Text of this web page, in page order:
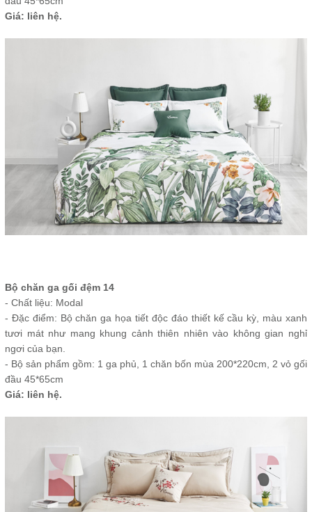
Giá: liên hệ.
Bộ chăn ga gối đệm 14
- Chất liệu: Modal
- Đặc điểm: Bộ chăn ga họa tiết độc đáo thiết kế cầu kỳ, màu xanh
tươi mát như mang khung cảnh thiên nhiên vào không gian nghỉ
ngơi của bạn.
- Bộ sản phẩm gồm: 1 ga phủ, 1 chăn bốn mùa 200*220cm, 2 vỏ gối
đầu 45*65cm
Giá: liên hệ.